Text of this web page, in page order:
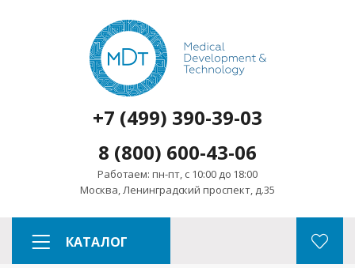
+7 (499) 390-39-03
8 (800) 600-43-06
Работаем: пн-пт, с 10:00 до 18:00
Москва, Ленинградский проспект, д.35
КАТАЛОГ